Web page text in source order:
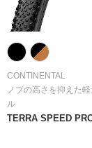
CONTINENTAL
ノブの高さを抑えた
ル
TERRA SPEED